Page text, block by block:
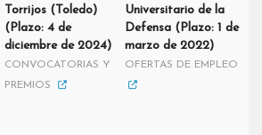
Torrijos (Toledo)
(Plazo: 4 de
diciembre de 2024)
CONVOCATORIAS Y
PREMIOS
Universitario de la
Defensa (Plazo: 1 de
marzo de 2022)
OFERTAS DE EMPLEO